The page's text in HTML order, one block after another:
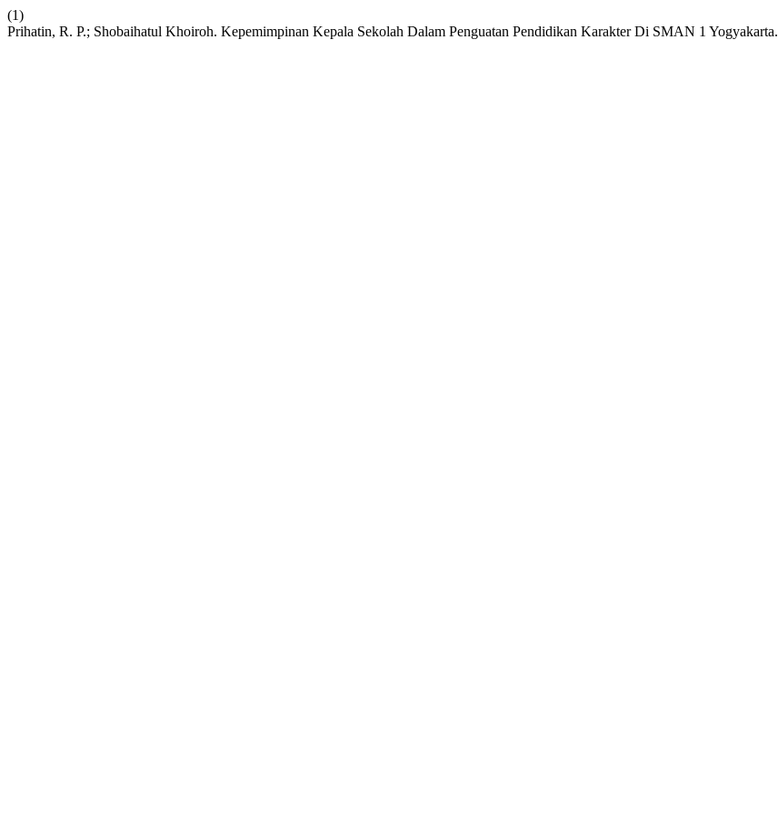
(1)
Prihatin, R. P.; Shobaihatul Khoiroh. Kepemimpinan Kepala Sekolah Dalam Penguatan Pendidikan Karakter Di SMAN 1 Yogyakarta.